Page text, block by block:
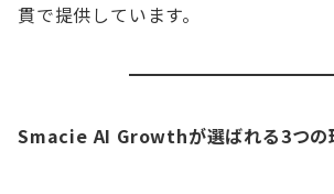
貫で提供しています。
Smacie AI Growthが選ばれる3つの